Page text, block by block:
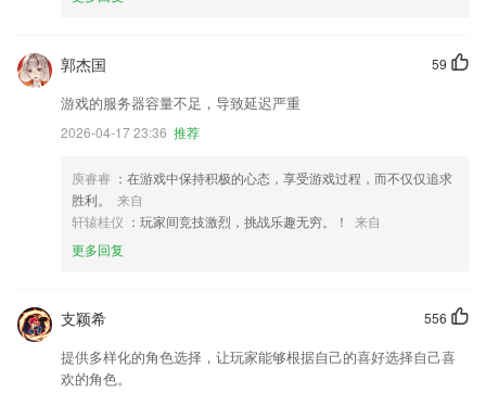
59
郭杰国
游戏的服务器容量不足，导致延迟严重
2026-04-17 23:36 推荐
庾睿睿 ：在游戏中保持积极的心态，享受游戏过程，而不仅仅追求
胜利。
来自
轩辕桂仪 ：玩家间竞技激烈，挑战乐趣无穷。！
来自
更多回复
556
支颖希
提供多样化的角色选择，让玩家能够根据自己的喜好选择自己喜
欢的角色。